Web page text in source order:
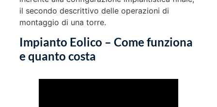
il secondo descrittivo delle operazioni di
montaggio di una torre.
Impianto Eolico – Come funziona
e quanto costa